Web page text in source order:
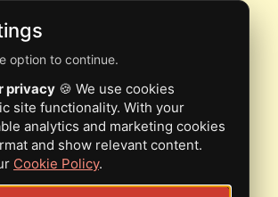
ME - OPEN
THE DOORS
option to continue.
privacy 🍪 We use cookies
site functionality. With your
analytics and marketing cookies
and show relevant content.
Cookie Policy.